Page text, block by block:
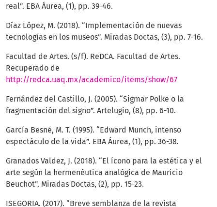
real”. EBA Áurea, (1), pp. 39-46.
Díaz López, M. (2018). “Implementación de nuevas
tecnologías en los museos”. Miradas Doctas, (3), pp. 7-16.
Facultad de Artes. (s/f). ReDCA. Facultad de Artes.
Recuperado de
http://redca.uaq.mx/academico/items/show/67
Fernández del Castillo, J. (2005). “Sigmar Polke o la
fragmentación del signo”. Artelugio, (8), pp. 6-10.
García Besné, M. T. (1995). “Edward Munch, intenso
espectáculo de la vida”. EBA Áurea, (1), pp. 36-38.
Granados Valdez, J. (2018). “El ícono para la estética y el
arte según la hermenéutica analógica de Mauricio
Beuchot”. Miradas Doctas, (2), pp. 15-23.
ISEGORIA. (2017). “Breve semblanza de la revista